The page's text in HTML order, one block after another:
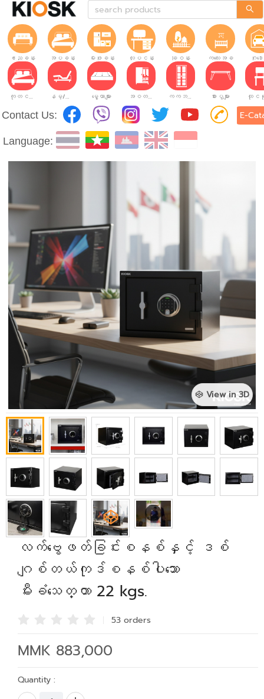
ဧည့်ခန်း အိပ်ခန်း မီးဖိုခန်း လုပ်ငန်းခွင် ခြံဝန်း ကလေးအခန်း ဂိုဒ
ကုတင်များ နိမ့်/မြင့်ချိန်ညှိနိုင်သော ကုတင်များ မွေ့ယာများ အဝတ်အစားဗီဒိုများ ကက်ဘိနက်ဗီဒိုများ စားပွဲများ
Contact Us: E-
Language:
View in 3D
လက်ဗွေဖတ်ခြင်းစနစ်နှင့် ဒစ်
ဂျစ်တယ်ကုဒ်စနစ်ပါသော
မီးခံသေတ္တာ 22 kgs.
53 orders
MMK 883,000
Quantity :